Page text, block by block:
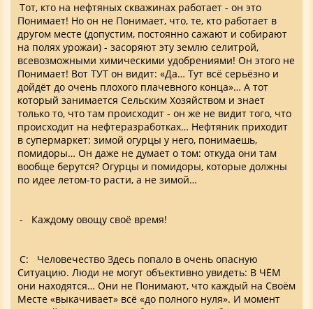
Тот, кто на нефтяных скважинах работает - он это
Понимает! Но он не Понимает, что, те, кто работает в
другом месте (допустим, постоянно сажают и собирают
на полях урожаи) - засоряют эту землю селитрой,
всевозможными химическими удобрениями! Он этого не
Понимает! Вот ТУТ он видит: «Да… Тут всё серьёзно и
дойдёт до очень плохого плачевного конца»… А тот
который занимается Сельским Хозяйством и знает
только то, что там происходит - он же не видит того, что
происходит на нефтеразработках… Нефтяник приходит
в супермаркет: зимой огурцы у него, понимаешь,
помидоры… Он даже не думает о том: откуда они там
вообще берутся? Огурцы и помидоры, которые должны
по идее летом-то расти, а не зимой…
- Каждому овощу своё время!
С: Человечество Здесь попало в очень опасную
Ситуацию. Люди не могут объективно увидеть: В ЧЁМ
они находятся… Они не Понимают, что каждый на Своём
Месте «выкачивает» всё «до полного нуля». И момент